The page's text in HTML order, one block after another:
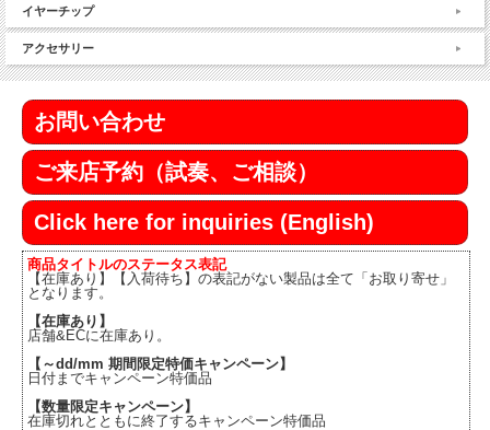
イヤーチップ
アクセサリー
お問い合わせ
ご来店予約（試奏、ご相談）
Click here for inquiries (English)
商品タイトルのステータス表記
【在庫あり】【入荷待ち】の表記がない製品は全て「お取り寄せ」
となります。
【在庫あり】
店舗&ECに在庫あり。
【～dd/mm 期間限定特価キャンペーン】
日付までキャンペーン特価品
【数量限定キャンペーン】
在庫切れとともに終了するキャンペーン特価品